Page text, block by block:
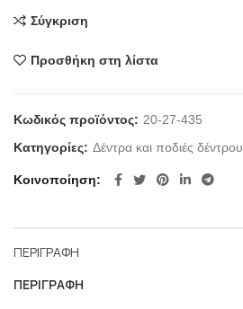
Σύγκριση
Προσθήκη στη λίστα
Κωδικός προϊόντος: 20-27-435
Κατηγορίες: Δέντρα και ποδιές δέντρου
Κοινοποίηση
ΠΕΡΙΓΡΑΦΉ
ΠΕΡΙΓΡΑΦΉ